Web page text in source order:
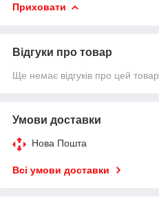
Приховати
Відгуки про товар
Ще немає відгуків про цей товар
Умови доставки
Нова Пошта
Всі умови доставки